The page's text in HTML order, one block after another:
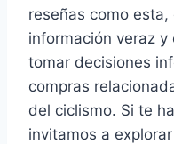
reseñas como
información veraz
tomar decisiones
compras
del ciclismo. Si te
invitamos a